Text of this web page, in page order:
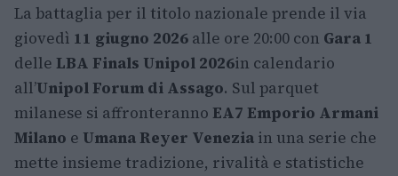
La battaglia per il titolo nazionale prende il via
giovedì 11 giugno 2026 alle ore 20:00 con Gara 1
delle LBA Finals Unipol 2026in calendario
all’Unipol Forum di Assago. Sul parquet
milanese si affronteranno EA7 Emporio Armani
Milano e Umana Reyer Venezia in una serie che
mette insieme tradizione, rivalità e statistiche